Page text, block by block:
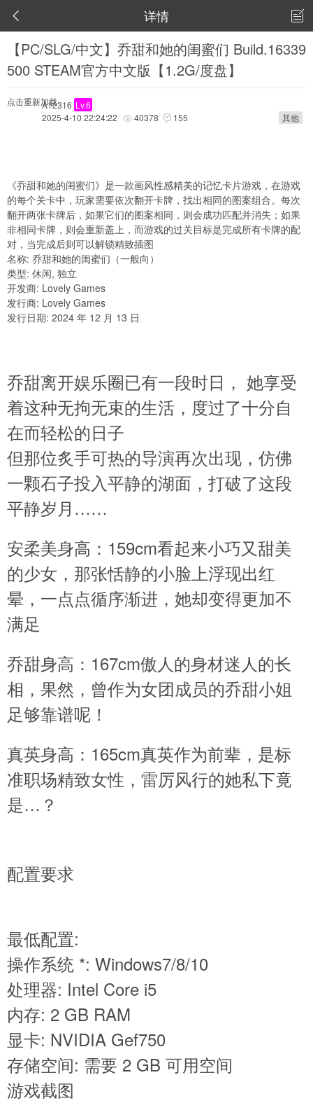
 详情 
【PC/SLG/中文】乔甜和她的闺蜜们 Build.16339
500 STEAM官方中文版【1.2G/度盘】
点击重新加载A12316 Lv.6
2025-4-10 22:24:22
 40378  155 其他
《乔甜和她的闺蜜们》是一款画风性感精美的记忆卡片游戏，在游戏
的每个关卡中，玩家需要依次翻开卡牌，找出相同的图案组合。每次
翻开两张卡牌后，如果它们的图案相同，则会成功匹配并消失；如果
非相同卡牌，则会重新盖上，而游戏的过关目标是完成所有卡牌的配
对，当完成后则可以解锁精致插图
名称: 乔甜和她的闺蜜们（一般向）
类型: 休闲, 独立
开发商: Lovely Games
发行商: Lovely Games
发行日期: 2024 年 12 月 13 日
乔甜离开娱乐圈已有一段时日， 她享受
着这种无拘无束的生活，度过了十分自
在而轻松的日子
但那位炙手可热的导演再次出现，仿佛
一颗石子投入平静的湖面，打破了这段
平静岁月……
安柔美身高：159cm看起来小巧又甜美
的少女，那张恬静的小脸上浮现出红
晕，一点点循序渐进，她却变得更加不
满足
乔甜身高：167cm傲人的身材迷人的长
相，果然，曾作为女团成员的乔甜小姐
足够靠谱呢！
真英身高：165cm真英作为前辈，是标
准职场精致女性，雷厉风行的她私下竟
是…？
配置要求
最低配置:
操作系统 *: Windows7/8/10
处理器: Intel Core i5
内存: 2 GB RAM
显卡: NVIDIA Gef750
存储空间: 需要 2 GB 可用空间
游戏截图